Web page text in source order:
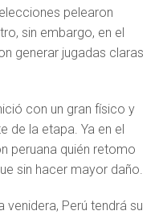
pelearon
sin embargo, en el
generar jugadas claras
con un gran físico y
de la etapa. Ya en el
peruana quién retomo
sin hacer mayor daño.
venidera, Perú tendrá su